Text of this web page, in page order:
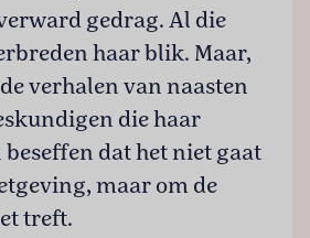
gedrag. Al die
haar blik. Maar,
verhalen van naasten
die haar
dat het niet gaat
maar om de
treft.